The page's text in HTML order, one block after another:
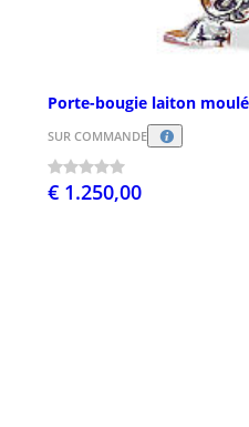
Porte-bougie laiton
SUR COMMANDE
€ 1.250,00